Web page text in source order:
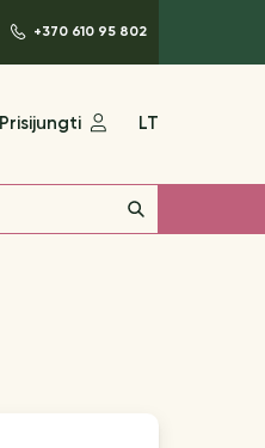
+370 610 95 802
Prisijungti LT